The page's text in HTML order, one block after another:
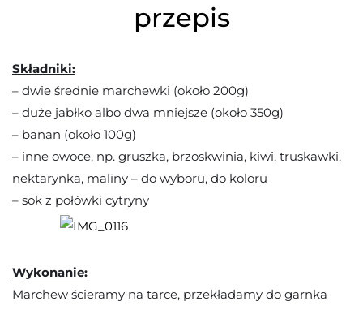
przepis
Składniki:
– dwie średnie marchewki (około 200g)
– duże jabłko albo dwa mniejsze (około 350g)
– banan (około 100g)
– inne owoce, np. gruszka, brzoskwinia, kiwi, truskawki,
nektarynka, maliny – do wyboru, do koloru
– sok z połówki cytryny
Wykonanie:
Marchew ścieramy na tarce, przekładamy do garnka